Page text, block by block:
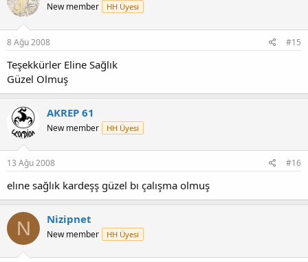
New member HH Üyesi
8 Ağu 2008 #15
Teşekkürler Eline Sağlık
Güzel Olmuş
AKREP 61
New member HH Üyesi
13 Ağu 2008 #16
elıne sağlık kardeşş güzel bı çalışma olmuş
N Nizipnet
New member HH Üyesi